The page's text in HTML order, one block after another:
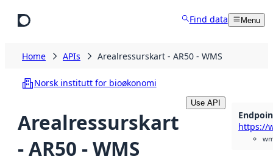
Find data Menu
Home APIs Arealressurskart - AR50 - WMS
Norsk institutt for bioøkonomi
Arealressurskart
- AR50 - WMS
Use API